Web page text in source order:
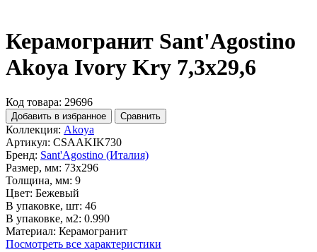
Керамогранит Sant'Agostino
Akoya Ivory Kry 7,3x29,6
Код товара: 29696
Добавить в избранное Сравнить
Коллекция: Akoya
Артикул: CSAAKIK730
Бренд: Sant'Agostino (Италия)
Размер, мм: 73x296
Толщина, мм: 9
Цвет: Бежевый
В упаковке, шт: 46
В упаковке, м2: 0.990
Материал: Керамогранит
Посмотреть все характеристики